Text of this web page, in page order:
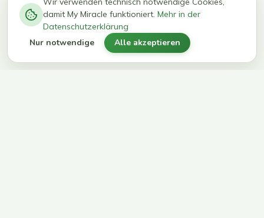
kg in 12
Wochen
erreichen
ihr Ziel
damit My Miracle funktioniert. Mehr in der
Datenschutzerklärung
Nur notwendige Alle akzeptieren